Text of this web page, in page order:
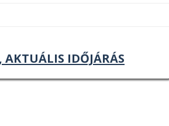
AKTUÁLIS IDŐJÁRÁS